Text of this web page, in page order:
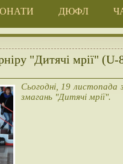
ДЮФЛ
"Дитячі мрії"
Сьогодні, 19
змагань "Дитячі мрії".